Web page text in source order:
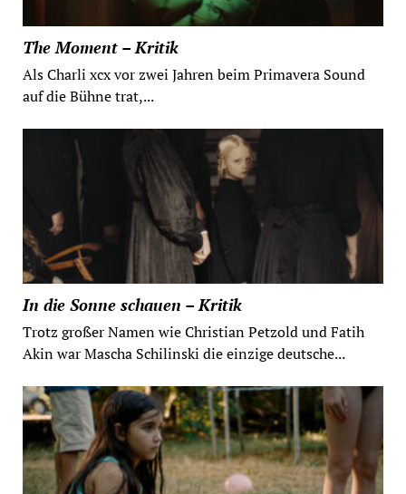
The Moment – Kritik
Als Charli xcx vor zwei Jahren beim Primavera Sound
auf die Bühne trat,...
In die Sonne schauen – Kritik
Trotz großer Namen wie Christian Petzold und Fatih
Akin war Mascha Schilinski die einzige deutsche...